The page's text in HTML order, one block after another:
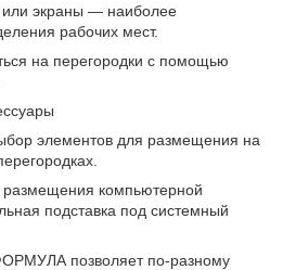
или экраны — наиболее
рабочих мест.
на перегородки с помощью
элементов для размещения на
компьютерной
подставка под системный
позволяет по-разному